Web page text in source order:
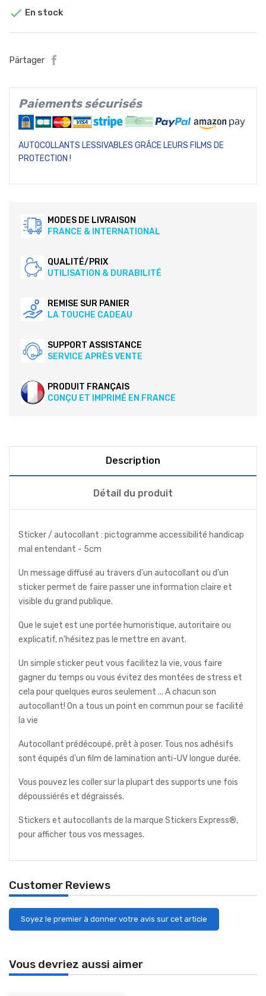
 En stock
Pärtager
Paiements sécurisés
AUTOCOLLANTS LESSIVABLES GRÂCE LEURS FILMS DE
PROTECTION !
MODES DE LIVRAISON
FRANCE & INTERNATIONAL
QUALITÉ/PRIX
UTILISATION & DURABILITÉ
REMISE SUR PANIER
LA TOUCHE CADEAU
SUPPORT ASSISTANCE
SERVICE APRÈS VENTE
PRODUIT FRANÇAIS
CONÇU ET IMPRIMÉ EN FRANCE
Description
Détail du produit
Sticker / autocollant : pictogramme accessibilité handicap
mal entendant - 5cm
Un message diffusé au travers d'un autocollant ou d'un
sticker permet de faire passer une information claire et
visible du grand publique.
Que le sujet est une portée humoristique, autoritaire ou
explicatif, n'hésitez pas le mettre en avant.
Un simple sticker peut vous facilitez la vie, vous faire
gagner du temps ou vous évitez des montées de stress et
cela pour quelques euros seulement ... A chacun son
autocollant! On a tous un point en commun pour se facilité
la vie
Autocollant prédécoupé, prêt à poser. Tous nos adhésifs
sont équipés d'un film de lamination anti-UV longue durée.
Vous pouvez les coller sur la plupart des supports une fois
dépoussiérés et dégraissés.
Stickers et autocollants de la marque Stickers Express®,
pour afficher tous vos messages.
Customer Reviews
Soyez le premier à donner votre avis sur cet article
Vous devriez aussi aimer